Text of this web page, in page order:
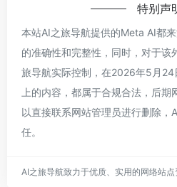
特别声
本站AI之旅导航提供的Meta AI都
的准确性和完整性，同时，对于该
旅导航实际控制，在2026年5月
上的内容，都属于合规合法，后
以直接联系网站管理员进行删除，
任。
AI之旅导航致力于优质、实用的网络站点